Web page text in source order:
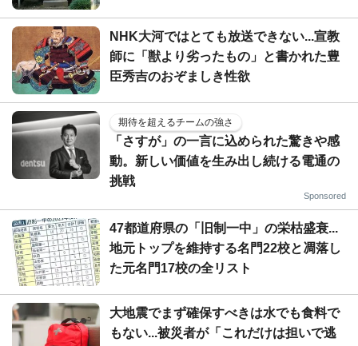
NHK大河ではとても放送できない...宣教
師に「獣より劣ったもの」と書かれた豊
臣秀吉のおぞましき性欲
期待を超えるチームの強さ
「さすが」の一言に込められた驚きや感
動。新しい価値を生み出し続ける電通の
挑戦
Sponsored
47都道府県の「旧制一中」の栄枯盛衰...
地元トップを維持する名門22校と凋落し
た元名門17校の全リスト
大地震でまず確保すべきは水でも食料で
もない...被災者が「これだけは担いで逃